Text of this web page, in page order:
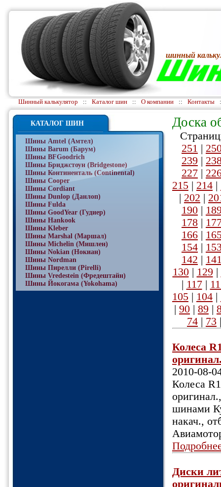
шинный
Шинный калькулятор :: Каталог шин :: О компании :: Контакты
КАТАЛОГ ШИН
Шины Amtel (Амтел)
Шины Barum (Барум)
Шины BFGoodrich
Шины Бриджстоун (Bridgestone)
Шины Континенталь (Continental)
Шины Cooper
Шины Cordiant
Шины Dunlop (Данлоп)
Шины Fulda
Шины GoodYear (Гудиер)
Шины Hankook
Шины Kleber
Шины Marshal (Маршал)
Шины Michelin (Мишлен)
Шины Nokian (Нокиан)
Шины Nordman
Шины Пирелли (Pirelli)
Шины Vredestein (Фредештайн)
Шины Йокогама (Yokohama)
Доска
251 |
239 |
227 |
215 | 214 |
| 202 |
190 |
178 |
166 |
154 |
142 |
130| 129 |
| 117|
105 | 104 |
| 90 | 89 |
74 | 73
Колеса
2010-08-
Колеса
шинами
накач.,
Диски